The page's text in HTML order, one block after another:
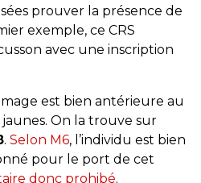
prouver la présence de
exemple, ce CRS
avec une inscription
est bien antérieure au
On la trouve sur
. Selon M6, l’individu est bien
pour le port de cet
donc prohibé.